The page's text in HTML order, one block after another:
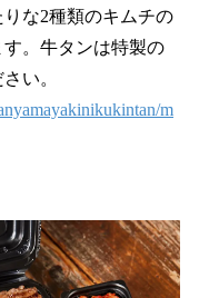
な2種類のキムチの
。牛タンは特製の
い。
m